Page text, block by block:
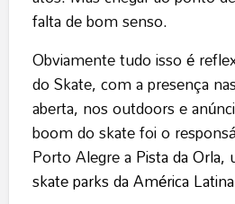
falta de bom senso.
Obviamente tudo isso é
do Skate, com a presença
aberta, nos outdoors e
boom do skate foi o
Porto Alegre aPista da
skate parks da América Latina